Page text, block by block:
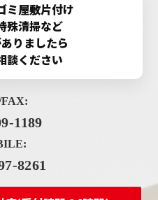
ミ屋敷片付け
殊清掃など
りましたら
談ください
1189
8261